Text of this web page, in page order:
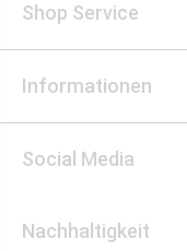
Shop Service
Informationen
Social Media
Nachhaltigkeit